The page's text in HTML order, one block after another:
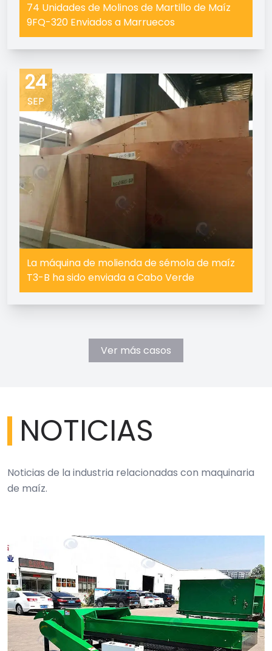
74 Unidades de Molinos de Martillo de Maíz
9FQ-320 Enviados a Marruecos
24
SEP
La máquina de molienda de sémola de maíz
T3-B ha sido enviada a Cabo Verde
Ver más casos
NOTICIAS
Noticias de la industria relacionadas con maquinaria
de maíz.